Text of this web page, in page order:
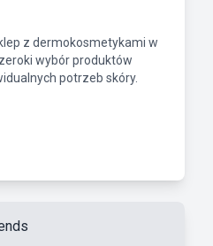
z dermokosmetykami w
wybór produktów
potrzeb skóry.